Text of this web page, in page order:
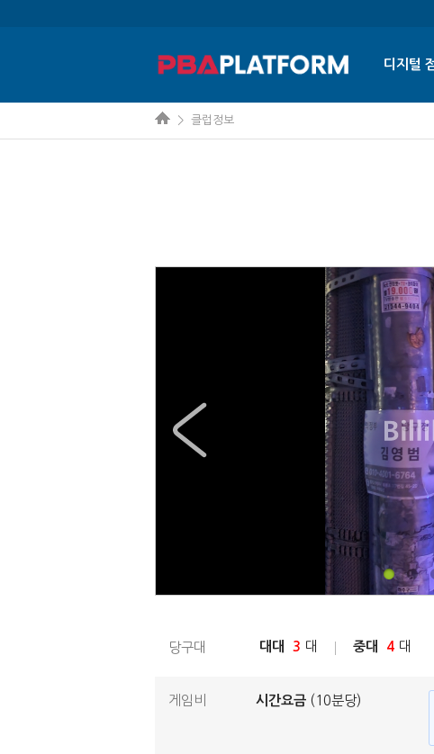
디지털
> 클럽정보
당구대 대대 3 대 중대 4 대
게임비 시간요금 (10분당)